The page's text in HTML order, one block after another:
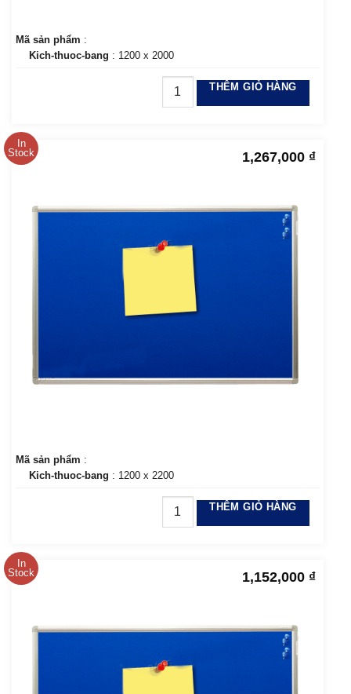
Mã sản phẩm :
Kich-thuoc-bang : 1200 x 2000
THÊM GIỎ HÀNG
In
Stock
1,267,000 ₫
Mã sản phẩm :
Kich-thuoc-bang : 1200 x 2200
THÊM GIỎ HÀNG
In
Stock
1,152,000 ₫